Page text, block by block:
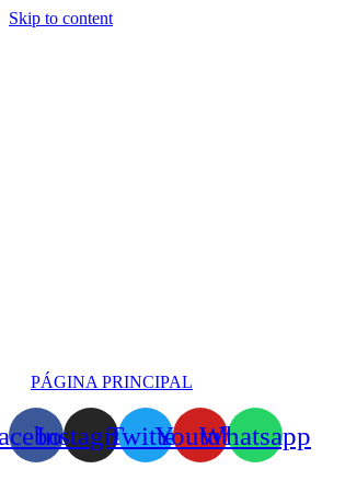
Skip to content
PÁGINA PRINCIPAL
InstagramTwitterYoutubeWhatsapp